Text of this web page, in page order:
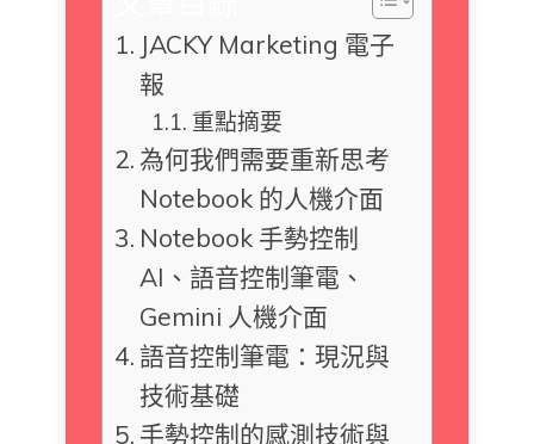
JACKY Marketing 電子
報
重點摘要
為何我們需要重新思考
Notebook 的人機介面
Notebook 手勢控制
AI、語音控制筆電、
Gemini 人機介面
語音控制筆電：現況與
技術基礎
手勢控制的感測技術與